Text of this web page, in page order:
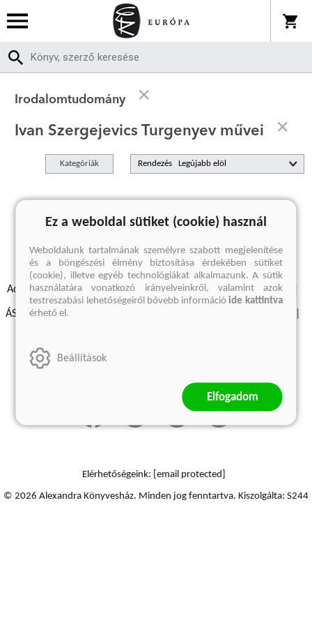
Irodalomtudomány
Ivan Szergejevics Turgenyev művei
Kategóriák Rendezés
A keresett kifejezésre nincs találat
Adatvédelmi szabályzatok Elállási felmondási nyilatkozat
ÁSZF - Vásárlási feltételek
Szállítási információk
Elérhetőségeink: [email protected]
© 2026 Alexandra Könyvesház. Minden jog fenntartva. Kiszolgálta: S244
Ez a weboldal sütiket (cookie) használ
Weboldalunk tartalmának személyre szabott megjelenítése
és a böngészési élmény biztosítása érdekében sütiket
(cookie), illetve egyéb technológiákat alkalmazunk. A sütik
használatára vonatkozó irányelveinkről, valamint azok
testreszabási lehetőségeiről bővebb információide kattintva
érhető el.
Beállítások
Elfogadom